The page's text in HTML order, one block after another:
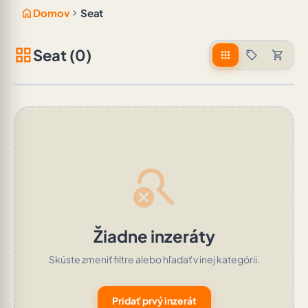
home Domov chevron_right Seat
grid_viewSeat (0) apps sell shopping_cart
search_off
Žiadne inzeráty
Skúste zmeniť filtre alebo hľadať v inej kategórii.
Pridať prvý inzerát